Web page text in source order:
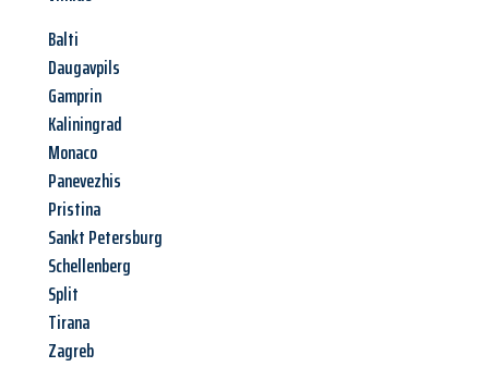
Balti
Daugavpils
Gamprin
Kaliningrad
Monaco
Panevezhis
Pristina
Sankt Petersburg
Schellenberg
Split
Tirana
Zagreb